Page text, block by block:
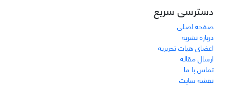
دسترسی سریع
صفحه اصلی
درباره نشریه
اعضای هیات تحریریه
ارسال مقاله
تماس با ما
نقشه سایت